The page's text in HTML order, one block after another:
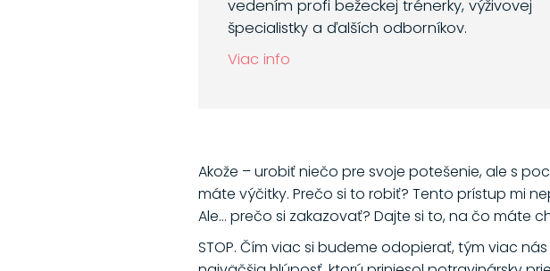
vedením profi bežeckej trénerky, výživovej
špecialistky a ďalších odborníkov.
Viac info
Akože – urobiť niečo pre svoje potešenie, ale s
máte výčitky. Prečo si to robiť? Tento prístup mi
Ale… prečo si zakazovať? Dajte si to, na čo máte
STOP. Čím viac si budeme odopierať, tým viac